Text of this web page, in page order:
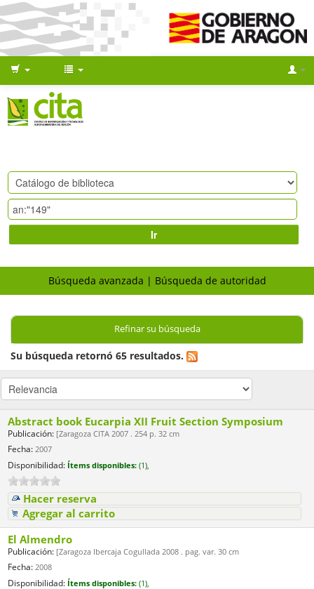
Ir
Búsqueda avanzada Búsqueda de autoridad
Refinar su búsqueda
Su búsqueda retornó 65 resultados.
Abstract book Eucarpia XII Fruit Section Symposium
Publicación: [Zaragoza CITA 2007 . 254 p. 32 cm
Fecha: 2007
Disponibilidad: Ítems disponibles: (1),
Hacer reserva
Agregar al carrito
El Almendro
Publicación: [Zaragoza Ibercaja Cogullada 2008 . pag. var. 30 cm
Fecha: 2008
Disponibilidad: Ítems disponibles: (1),